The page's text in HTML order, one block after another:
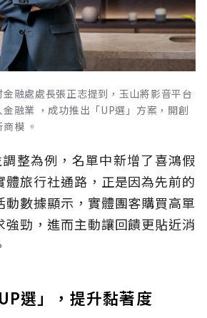
融處處長張正志提到，玉山將影音平台
融業 ，成功推出「UP選」方案，開創
模 。
整為例，名單中新增了喜鴻假
體旅行社通路，正是因為先前的
動數據顯示，實體團客購買高單
強勁，進而主動讓回饋更貼近消
選」，提升黏著度